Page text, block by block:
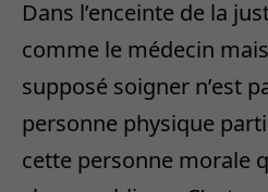
Dans l’enceinte de la
comme le médecin
supposé soigner n’est
personne physique
cette personne morale